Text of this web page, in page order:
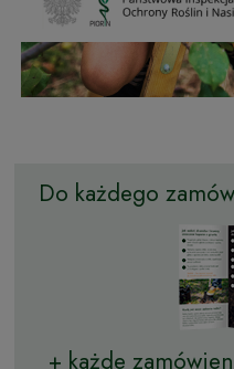
Do każdego
+ każde